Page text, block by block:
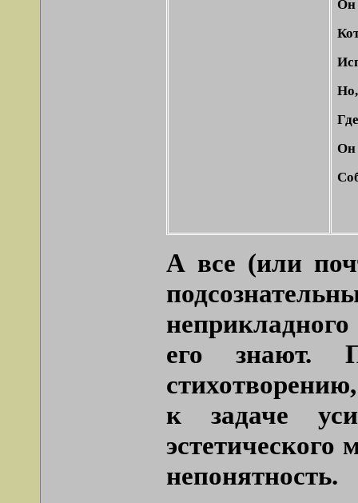
Он
Он
А все (или
неприкладного
его знают.
к задаче
эстетического
непонятность.